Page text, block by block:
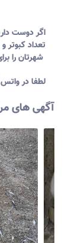
اگر دوست
تعداد
لطفا در واتس آپ
آگهی های